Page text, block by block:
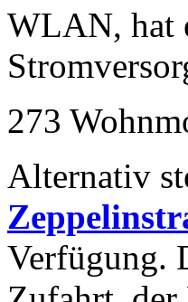
WLAN, hat
273
Alternativ
Verfügung.